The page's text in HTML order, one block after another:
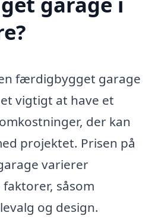
færdigbygget garage
vigtigt at have et
der kan
projektet. Prisen på
varierer
såsom
og design.